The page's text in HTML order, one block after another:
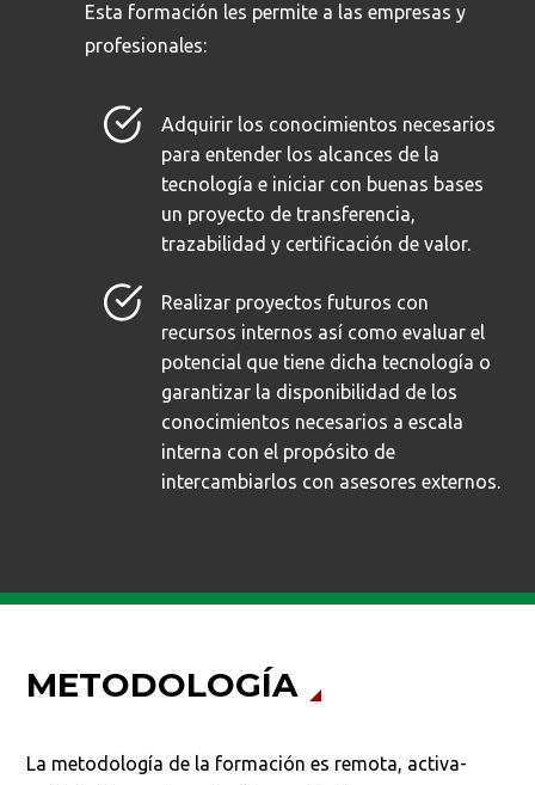
Esta formación les permite a las empresas y
profesionales:
Adquirir los conocimientos necesarios
para entender los alcances de la
tecnología e iniciar con buenas bases
un proyecto de transferencia,
trazabilidad y certificación de valor.
Realizar proyectos futuros con
recursos internos así como evaluar el
potencial que tiene dicha tecnología o
garantizar la disponibilidad de los
conocimientos necesarios a escala
interna con el propósito de
intercambiarlos con asesores externos.
METODOLOGÍA
La metodología de la formación es remota, activa-